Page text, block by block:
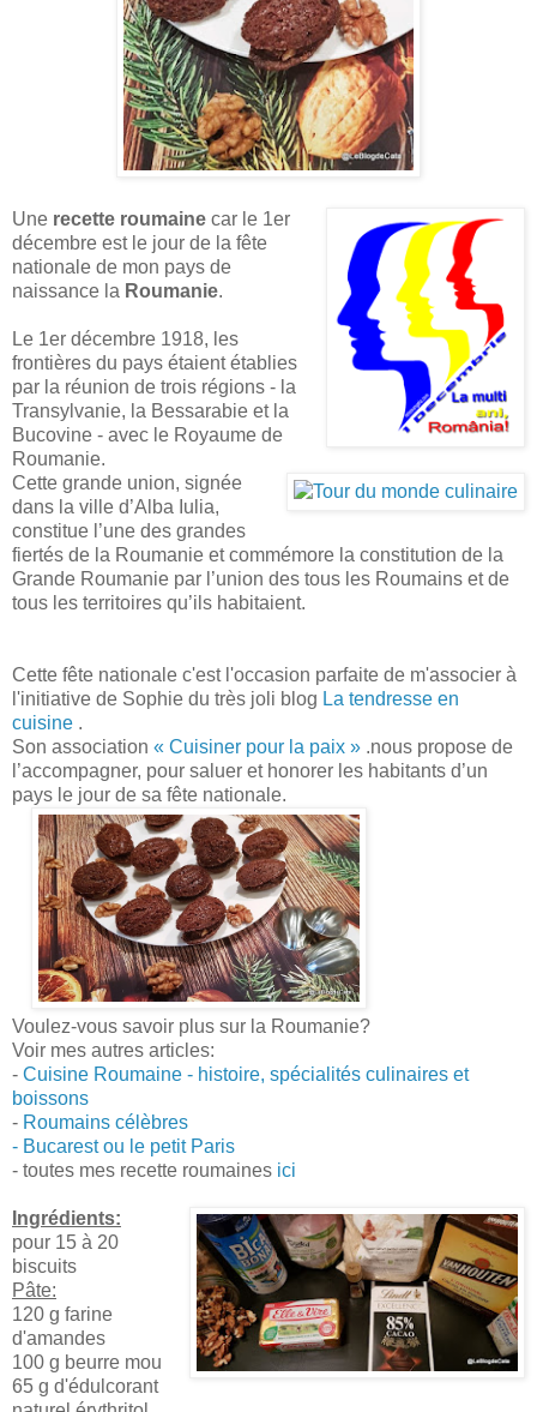
Une recette roumaine car le 1er
décembre est le jour de la fête
nationale de mon pays de
naissance la Roumanie.
Le 1er décembre 1918, les
frontières du pays étaient établies
par la réunion de trois régions - la
Transylvanie, la Bessarabie et la
Bucovine - avec le Royaume de
Roumanie.
Cette grande union, signée
dans la ville d’Alba Iulia,
constitue l’une des grandes
fiertés de la Roumanie et commémore la constitution de la
Grande Roumanie par l’union des tous les Roumains et de
tous les territoires qu’ils habitaient.
Cette fête nationale c'est l'occasion parfaite de m'associer à
l'initiative de Sophie du très joli blog La tendresse en
cuisine .
Son association « Cuisiner pour la paix » .nous propose de
l’accompagner, pour saluer et honorer les habitants d’un
pays le jour de sa fête nationale.
Voulez-vous savoir plus sur la Roumanie?
Voir mes autres articles:
- Cuisine Roumaine - histoire, spécialités culinaires et
boissons
- Roumains célèbres
- Bucarest ou le petit Paris
- toutes mes recette roumaines ici
Ingrédients:
pour 15 à 20
biscuits
Pâte:
120 g farine
d'amandes
100 g beurre mou
65 g d'édulcorant